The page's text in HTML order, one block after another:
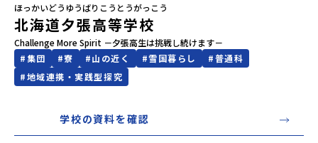
会員登録 MYページログイン
ほっかいどうゆうばりこうとうがっこう
北海道夕張高等学校
Challenge More Spirit －夕張高生は挑戦し続けます－
#集団 #寮 #山の近く #雪国暮らし #普通科
#地域連携・実践型探究
学校の資料を確認